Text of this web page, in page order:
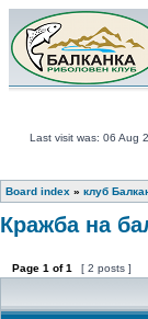
Last visit was: 06 Aug
Board index » клуб
Кражба на
Page 1 of1 [ 2 posts ]